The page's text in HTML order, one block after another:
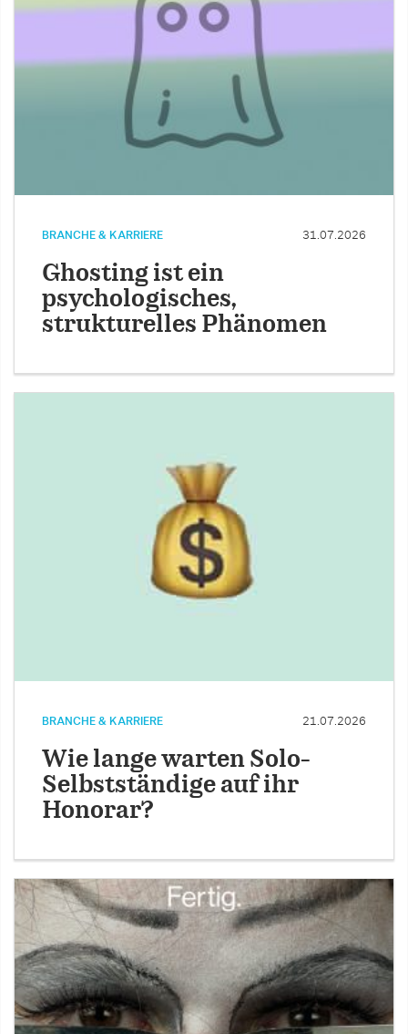
BRANCHE & KARRIERE 31.07.2026
Ghosting ist ein
psychologisches,
strukturelles Phänomen
BRANCHE & KARRIERE 21.07.2026
Wie lange warten Solo-
Selbstständige auf ihr
Honorar?